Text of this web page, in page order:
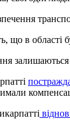
що в області